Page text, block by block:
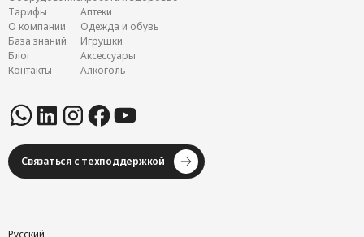
Тарифы
О компании
База знаний
Блог
Контакты
Аптеки
Одежда и обувь
Игрушки
Аксессуары
Алкоголь
Связаться с техподдержкой